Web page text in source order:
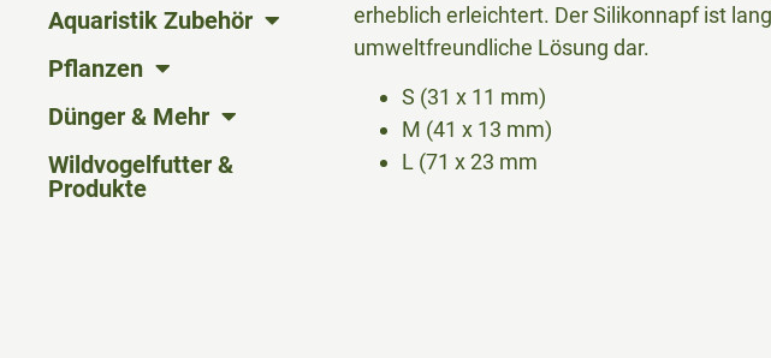
Aquaristik Zubehör
Pflanzen
Dünger & Mehr
Wildvogelfutter &
Produkte
erheblich erleichtert. Der Silikonnapf ist
umweltfreundliche Lösung dar.
S (31 x 11 mm)
M (41 x 13 mm)
L (71 x 23 mm